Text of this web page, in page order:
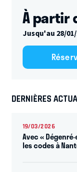
À partir
Jusqu'au 28/
DERNIÈRES
19/03/2026
Avec «
les codes à